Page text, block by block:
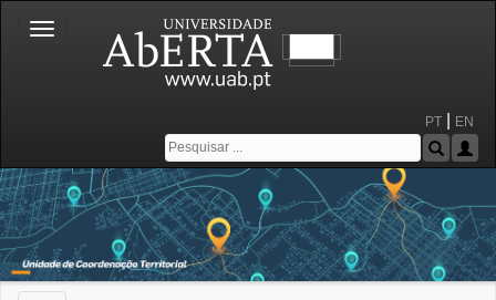
Toggle
navigation
PT EN